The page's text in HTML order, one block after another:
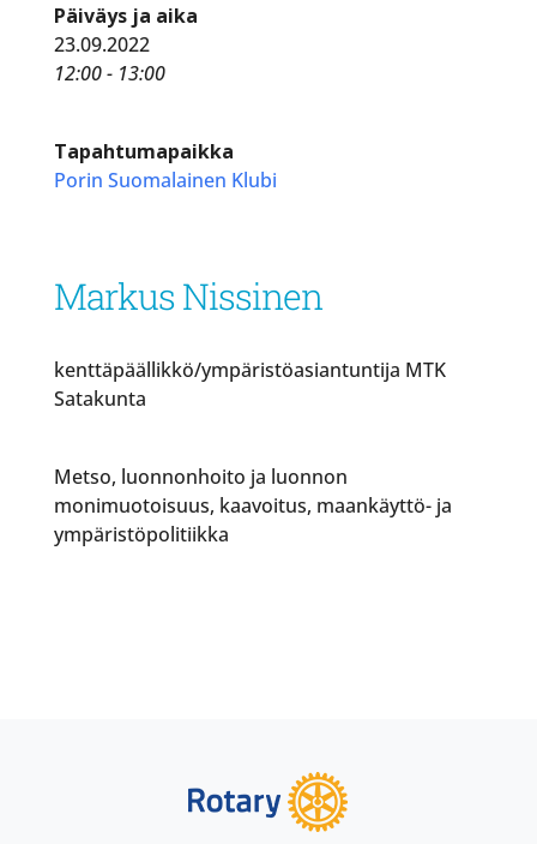
Päiväys ja aika
23.09.2022
12:00 - 13:00
Tapahtumapaikka
Porin Suomalainen Klubi
Markus Nissinen
kenttäpäällikkö/ympäristöasiantuntija MTK
Satakunta
Metso, luonnonhoito ja luonnon
monimuotoisuus, kaavoitus, maankäyttö- ja
ympäristöpolitiikka